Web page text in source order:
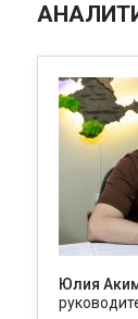
Юлия